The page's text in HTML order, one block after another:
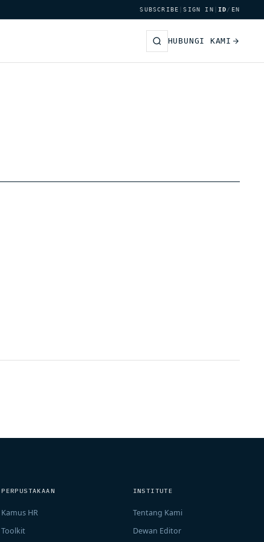
SUBSCRIBE |SIGN IN ID/ EN
HUBUNGI KAMI
PERPUSTAKAAN
Kamus HR
Toolkit
INSTITUTE
Tentang Kami
Dewan Editor